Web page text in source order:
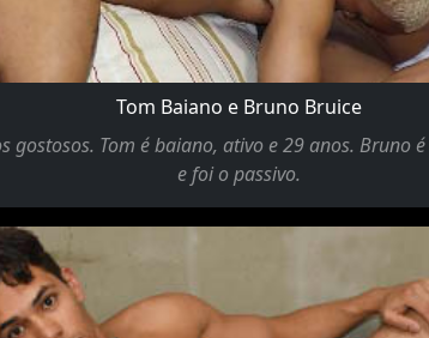
Tom Baiano e Bruno Bruice
gostosos. Tom é baiano, ativo e 29 anos. Bruno
e foi o passivo.